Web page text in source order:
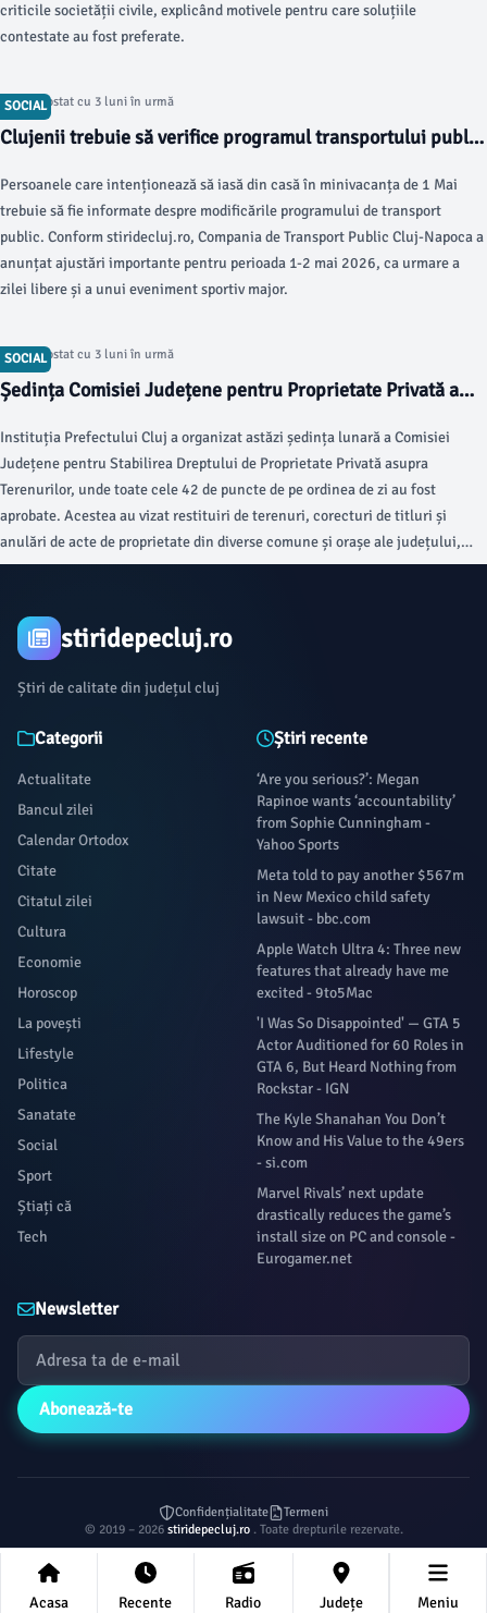
criticile societății civile, explicând motivele pentru care soluțiile
contestate au fost preferate.
SOCIAL
Articol postat cu 3 luni în urmă
Clujenii trebuie să verifice programul transportului public
Persoanele care intenționează să iasă din casă în minivacanța de 1 Mai
trebuie să fie informate despre modificările programului de transport
public. Conform stiridecluj.ro, Compania de Transport Public Cluj-Napoca a
anunțat ajustări importante pentru perioada 1-2 mai 2026, ca urmare a
zilei libere și a unui eveniment sportiv major.
SOCIAL
Articol postat cu 3 luni în urmă
Ședința Comisiei Județene pentru Proprietate Privată a
Instituția Prefectului Cluj a organizat astăzi ședința lunară a Comisiei
Județene pentru Stabilirea Dreptului de Proprietate Privată asupra
Terenurilor, unde toate cele 42 de puncte de pe ordinea de zi au fost
aprobate. Acestea au vizat restituiri de terenuri, corecturi de titluri și
anulări de acte de proprietate din diverse comune și orașe ale județului,
conform stiridecluj.ro.
stiridepecluj.ro
Știri de calitate din județul cluj
Categorii
Actualitate
Bancul zilei
Calendar Ortodox
Citate
Citatul zilei
Cultura
Economie
Horoscop
La povești
Lifestyle
Politica
Sanatate
Social
Sport
Știați că
Tech
Știri recente
‘Are you serious?’: Megan
Rapinoe wants ‘accountability’
from Sophie Cunningham -
Yahoo Sports
Meta told to pay another $567m
in New Mexico child safety
lawsuit - bbc.com
Apple Watch Ultra 4: Three new
features that already have me
excited - 9to5Mac
'I Was So Disappointed' — GTA 5
Actor Auditioned for 60 Roles in
GTA 6, But Heard Nothing from
Rockstar - IGN
The Kyle Shanahan You Don’t
Know and His Value to the 49ers
- si.com
Marvel Rivals’ next update
drastically reduces the game’s
install size on PC and console -
Eurogamer.net
Newsletter
Abonează-te
Confidențialitate
Termeni
© 2019 – 2026 stiridepecluj.ro . Toate drepturile rezervate.
Acasa Recente Radio Județe Meniu